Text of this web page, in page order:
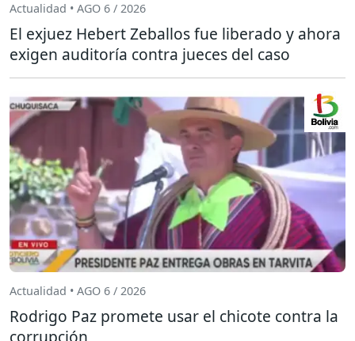
Actualidad • AGO 6 / 2026
El exjuez Hebert Zeballos fue liberado y ahora
exigen auditoría contra jueces del caso
Actualidad • AGO 6 / 2026
Rodrigo Paz promete usar el chicote contra la
corrupción